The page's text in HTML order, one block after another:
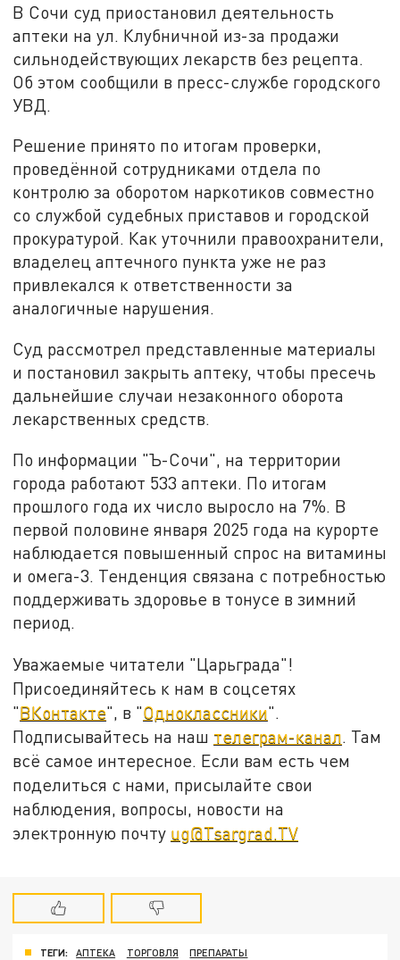
В Сочи суд приостановил деятельность
аптеки на ул. Клубничной из-за продажи
сильнодействующих лекарств без рецепта.
Об этом сообщили в пресс-службе городского
УВД.
Решение принято по итогам проверки,
проведённой сотрудниками отдела по
контролю за оборотом наркотиков совместно
со службой судебных приставов и городской
прокуратурой. Как уточнили правоохранители,
владелец аптечного пункта уже не раз
привлекался к ответственности за
аналогичные нарушения.
Суд рассмотрел представленные материалы
и постановил закрыть аптеку, чтобы пресечь
дальнейшие случаи незаконного оборота
лекарственных средств.
По информации "Ъ-Сочи", на территории
города работают 533 аптеки. По итогам
прошлого года их число выросло на 7%. В
первой половине января 2025 года на курорте
наблюдается повышенный спрос на витамины
и омега-3. Тенденция связана с потребностью
поддерживать здоровье в тонусе в зимний
период.
Уважаемые читатели "Царьграда"!
Присоединяйтесь к нам в соцсетях
"ВКонтакте", в "Одноклассники".
Подписывайтесь на наш телеграм-канал . Там
всё самое интересное. Если вам есть чем
поделиться с нами, присылайте свои
наблюдения, вопросы, новости на
электронную почту ug@Tsargrad.TV
ТЕГИ: АПТЕКА ТОРГОВЛЯ ПРЕПАРАТЫ